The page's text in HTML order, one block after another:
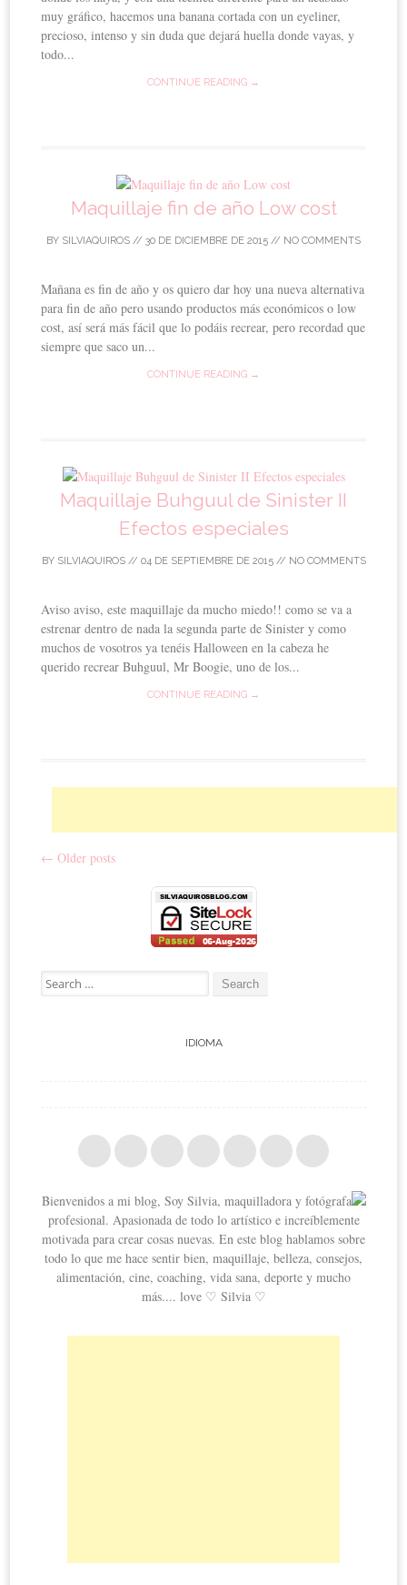
muy gráfico, hacemos una banana cortada con un eyeliner,
precioso, intenso y sin duda que dejará huella donde vayas, y
todo...
CONTINUE READING →
Maquillaje fin de año Low cost
BY SILVIAQUIROS // 30 DE DICIEMBRE DE 2015 // NO COMMENTS
Mañana es fin de año y os quiero dar hoy una nueva alternativa
para fin de año pero usando productos más económicos o low
cost, así será más fácil que lo podáis recrear, pero recordad que
siempre que saco un...
CONTINUE READING →
Maquillaje Buhguul de Sinister II
Efectos especiales
BY SILVIAQUIROS// 04 DE SEPTIEMBRE DE 2015// NO COMMENTS
Aviso aviso, este maquillaje da mucho miedo!! como se va a
estrenar dentro de nada la segunda parte de Sinister y como
muchos de vosotros ya tenéis Halloween en la cabeza he
querido recrear Buhguul, Mr Boogie, uno de los...
CONTINUE READING →
Post navigation
← Older posts
Search for:
IDIOMA
Bienvenidos a mi blog, Soy Silvia, maquilladora y fotógrafa
profesional. Apasionada de todo lo artístico e increíblemente
motivada para crear cosas nuevas. En este blog hablamos sobre
todo lo que me hace sentir bien, maquillaje, belleza, consejos,
alimentación, cine, coaching, vida sana, deporte y mucho
más.... love ♡ Silvia ♡